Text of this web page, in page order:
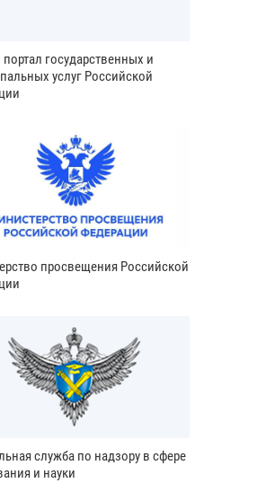
государственных и
услуг Российской
просвещения Российской
служба по надзору в сфере
и науки